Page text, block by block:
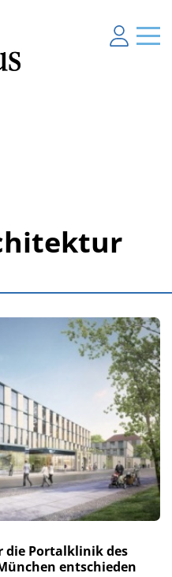
Portalklinik des
entschieden